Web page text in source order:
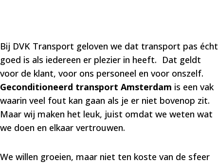
Bij DVK Transport geloven we dat transport pas écht
goed is als iedereen er plezier in heeft. Dat geldt
voor de klant, voor ons personeel en voor onszelf.
Geconditioneerd transport Amsterdam is een vak
waarin veel fout kan gaan als je er niet bovenop zit.
Maar wij maken het leuk, juist omdat we weten wat
we doen en elkaar vertrouwen.
We willen groeien, maar niet ten koste van de sfeer